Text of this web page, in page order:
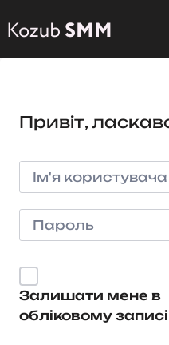
Привіт,
Залишати мене в
обліковому записі